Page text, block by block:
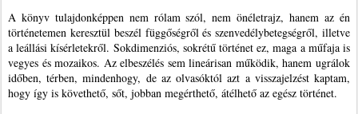
A könyv tulajdonképpen nem rólam szól, nem önéletrajz, hanem az én
történetemen keresztül beszél függőségről és szenvedélybetegségről, illetve
a leállási kísérletekről. Sokdimenziós, sokrétű történet ez, maga a műfaja is
vegyes és mozaikos. Az elbeszélés sem lineárisan működik, hanem ugrálok
időben, térben, mindenhogy, de az olvasóktól azt a visszajelzést kaptam,
hogy így is követhető, sőt, jobban megérthető, átélhető az egész történet.